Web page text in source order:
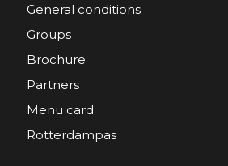
General conditions
Groups
Brochure
Partners
Menu card
Rotterdampas